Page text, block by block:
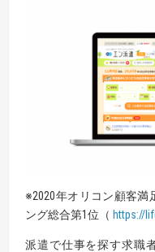
※2020年オリコン顧客満
ング総合第1位（ https://
派遣で仕事を探す求職